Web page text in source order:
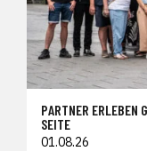
PARTNER ERLEBEN
SEITE
01.08.26